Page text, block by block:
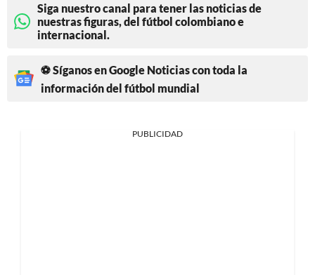
Siga nuestro canal para tener las noticias de
nuestras figuras, del fútbol colombiano e
internacional.
⚽ Síganos en Google Noticias con toda la
información del fútbol mundial
PUBLICIDAD